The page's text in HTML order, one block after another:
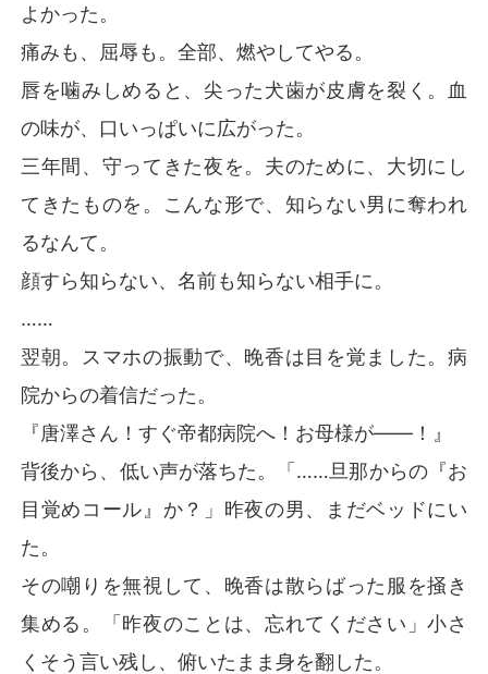
よかった。
痛みも、屈辱も。全部、燃やしてやる。
唇を噛みしめると、尖った犬歯が皮膚を裂く。血
の味が、口いっぱいに広がった。
三年間、守ってきた夜を。夫のために、大切にし
てきたものを。こんな形で、知らない男に奪われ
るなんて。
顔すら知らない、名前も知らない相手に。
……
翌朝。スマホの振動で、晚香は目を覚ました。病
院からの着信だった。
『唐澤さん！すぐ帝都病院へ！お母様が――！』
背後から、低い声が落ちた。「……旦那からの『お
目覚めコール』か？」昨夜の男、まだベッドにい
た。
その嘲りを無視して、晚香は散らばった服を掻き
集める。「昨夜のことは、忘れてください」小さ
くそう言い残し、俯いたまま身を翻した。